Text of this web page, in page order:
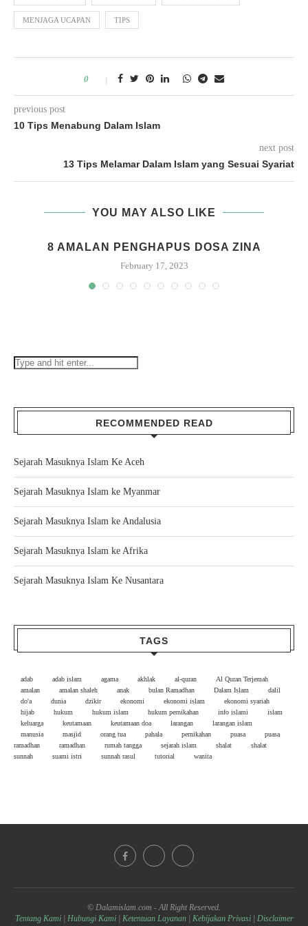
MENJAGA UCAPAN TIPS
0
previous post
10 Tips Menabung Dalam Islam
next post
13 Tips Melamar Dalam Islam yang Sesuai Syariat
YOU MAY ALSO LIKE
8 AMALAN PENGHAPUS DOSA ZINA
February 17, 2023
RECOMMENDED READ
Sejarah Masuknya Islam Ke Aceh
Sejarah Masuknya Islam ke Myanmar
Sejarah Masuknya Islam ke Andalusia
Sejarah Masuknya Islam ke Afrika
Sejarah Masuknya Islam Ke Nusantara
TAGS
adab adab islam agama akhlak al-quran
Al Quran Terjemah
amalan
amalan shaleh anak bulan Ramadhan Dalam Islam
dalil
do'a
dunia dzikir ekonomi ekonomi islam
ekonomi syariah
hijab
hukum hukum islam hukum pernikahan info islami
islam
keluarga
keutamaan keutamaan doa larangan
larangan islam
manusia
masjid orang tua pahala pernikahan puasa
puasa
ramadhan
ramadhan rumah tangga sejarah islam shalat
shalat
sunnah
suami istri sunnah rasul tutorial wanita
© Dalamislam.com - All Right Reserved.
Tentang Kami
Hubungi Kami| Ketentuan Layanan| Kebijakan Privasi| Disclaimer